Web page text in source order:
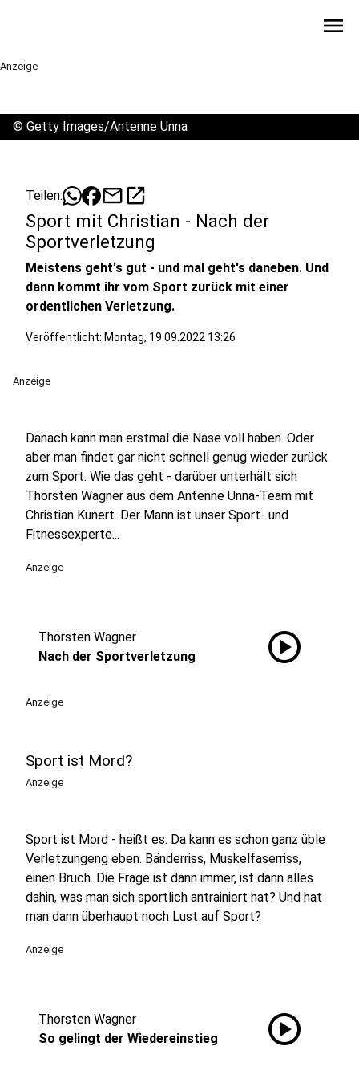
menu
Anzeige
© Getty Images/Antenne Unna
Teilen: mailopen_in_new
Sport mit Christian - Nach der
Sportverletzung
Meistens geht's gut - und mal geht's daneben. Und
dann kommt ihr vom Sport zurück mit einer
ordentlichen Verletzung.
Veröffentlicht: Montag, 19.09.2022 13:26
Anzeige
Danach kann man erstmal die Nase voll haben. Oder
aber man findet gar nicht schnell genug wieder zurück
zum Sport. Wie das geht - darüber unterhält sich
Thorsten Wagner aus dem Antenne Unna-Team mit
Christian Kunert. Der Mann ist unser Sport- und
Fitnessexperte...
Anzeige
Thorsten Wagner
Nach der Sportverletzung
play_circle
Anzeige
Sport ist Mord?
Anzeige
Sport ist Mord - heißt es. Da kann es schon ganz üble
Verletzungeng eben. Bänderriss, Muskelfaserriss,
einen Bruch. Die Frage ist dann immer, ist dann alles
dahin, was man sich sportlich antrainiert hat? Und hat
man dann überhaupt noch Lust auf Sport?
Anzeige
Thorsten Wagner
So gelingt der Wiedereinstieg
play_circle